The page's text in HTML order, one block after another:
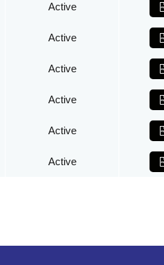
Active
Active
Active
Active
Active
Active